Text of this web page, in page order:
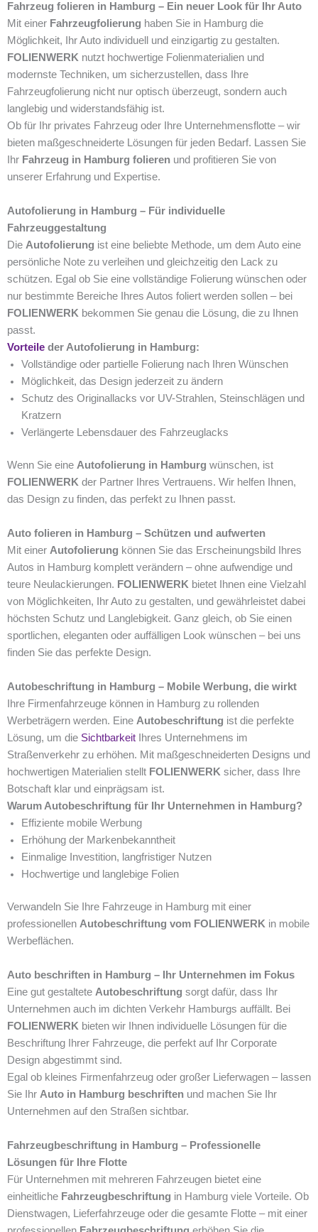
Fahrzeug folieren in Hamburg – Ein neuer Look für Ihr Auto
Mit einer Fahrzeugfolierung haben Sie in Hamburg die
Möglichkeit, Ihr Auto individuell und einzigartig zu gestalten.
FOLIENWERK nutzt hochwertige Folienmaterialien und
modernste Techniken, um sicherzustellen, dass Ihre
Fahrzeugfolierung nicht nur optisch überzeugt, sondern auch
langlebig und widerstandsfähig ist.
Ob für Ihr privates Fahrzeug oder Ihre Unternehmensflotte – wir
bieten maßgeschneiderte Lösungen für jeden Bedarf. Lassen Sie
Ihr Fahrzeug in Hamburg folieren und profitieren Sie von
unserer Erfahrung und Expertise.
Autofolierung in Hamburg – Für individuelle
Fahrzeuggestaltung
Die Autofolierung ist eine beliebte Methode, um dem Auto eine
persönliche Note zu verleihen und gleichzeitig den Lack zu
schützen. Egal ob Sie eine vollständige Folierung wünschen oder
nur bestimmte Bereiche Ihres Autos foliert werden sollen – bei
FOLIENWERK bekommen Sie genau die Lösung, die zu Ihnen
passt.
Vorteile der Autofolierung in Hamburg:
Vollständige oder partielle Folierung nach Ihren Wünschen
Möglichkeit, das Design jederzeit zu ändern
Schutz des Originallacks vor UV-Strahlen, Steinschlägen und
Kratzern
Verlängerte Lebensdauer des Fahrzeuglacks
Wenn Sie eine Autofolierung in Hamburg wünschen, ist
FOLIENWERK der Partner Ihres Vertrauens. Wir helfen Ihnen,
das Design zu finden, das perfekt zu Ihnen passt.
Auto folieren in Hamburg – Schützen und aufwerten
Mit einer Autofolierung können Sie das Erscheinungsbild Ihres
Autos in Hamburg komplett verändern – ohne aufwendige und
teure Neulackierungen. FOLIENWERK bietet Ihnen eine Vielzahl
von Möglichkeiten, Ihr Auto zu gestalten, und gewährleistet dabei
höchsten Schutz und Langlebigkeit. Ganz gleich, ob Sie einen
sportlichen, eleganten oder auffälligen Look wünschen – bei uns
finden Sie das perfekte Design.
Autobeschriftung in Hamburg – Mobile Werbung, die wirkt
Ihre Firmenfahrzeuge können in Hamburg zu rollenden
Werbeträgern werden. Eine Autobeschriftung ist die perfekte
Lösung, um die Sichtbarkeit Ihres Unternehmens im
Straßenverkehr zu erhöhen. Mit maßgeschneiderten Designs und
hochwertigen Materialien stellt FOLIENWERK sicher, dass Ihre
Botschaft klar und einprägsam ist.
Warum Autobeschriftung für Ihr Unternehmen in Hamburg?
Effiziente mobile Werbung
Erhöhung der Markenbekanntheit
Einmalige Investition, langfristiger Nutzen
Hochwertige und langlebige Folien
Verwandeln Sie Ihre Fahrzeuge in Hamburg mit einer
professionellen Autobeschriftung vom FOLIENWERK in mobile
Werbeflächen.
Auto beschriften in Hamburg – Ihr Unternehmen im Fokus
Eine gut gestaltete Autobeschriftung sorgt dafür, dass Ihr
Unternehmen auch im dichten Verkehr Hamburgs auffällt. Bei
FOLIENWERK bieten wir Ihnen individuelle Lösungen für die
Beschriftung Ihrer Fahrzeuge, die perfekt auf Ihr Corporate
Design abgestimmt sind.
Egal ob kleines Firmenfahrzeug oder großer Lieferwagen – lassen
Sie Ihr Auto in Hamburg beschriften und machen Sie Ihr
Unternehmen auf den Straßen sichtbar.
Fahrzeugbeschriftung in Hamburg – Professionelle
Lösungen für Ihre Flotte
Für Unternehmen mit mehreren Fahrzeugen bietet eine
einheitliche Fahrzeugbeschriftung in Hamburg viele Vorteile. Ob
Dienstwagen, Lieferfahrzeuge oder die gesamte Flotte – mit einer